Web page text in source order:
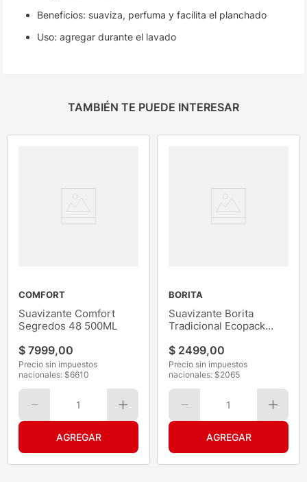
Beneficios: suaviza, perfuma y facilita el planchado
Uso: agregar durante el lavado
TAMBIÉN TE PUEDE INTERESAR
COMFORT
Suavizante Comfort
Segredos 48 500ML
$ 7999,00
Precio sin impuestos
nacionales: $6610
1
BORITA
Suavizante Borita
Tradicional Ecopack
$ 2499,00
Precio sin impuestos
nacionales: $2065
1